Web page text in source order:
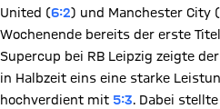
United (6:2) und Manchester City (
Wochenende bereits der erste
Supercup bei RB Leipzig zeigte
in Halbzeit eins eine starke
hochverdient mit 5:3. Dabei